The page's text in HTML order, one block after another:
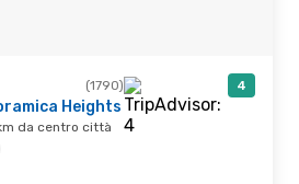
(1790) 4
Heights
da centro città